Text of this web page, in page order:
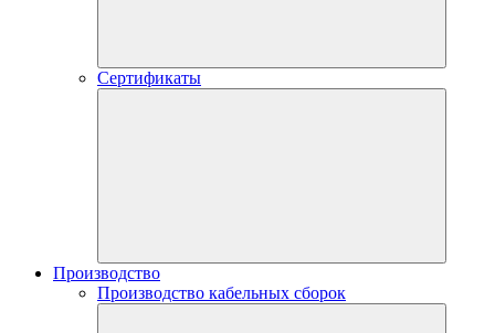
Сертификаты
Производство
Производство кабельных сборок